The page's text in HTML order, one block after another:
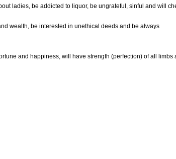
ladies, be addicted to liquor, be ungrateful, sinful and will
wealth, be interested in unethical deeds and be always
and happiness, will have strength (perfection) of all limbs